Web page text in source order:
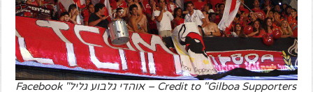
Credit to "Gilboa Supporters – אוהדי גלבוע גליל" Facebook